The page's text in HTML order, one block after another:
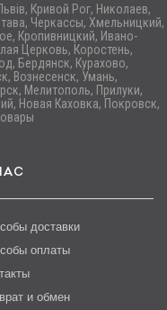
Кривой Рог, Николаев,
Черкассы, Хмельницкий,
Кропивницкий, Ивано-
Церковь, Коростень,
Бердянск, Курахово,
Вознесенск, Умань,
Мелитополь, Прилуки,
Новая Каховка, Покровск,
доставки
оплаты
и обмен